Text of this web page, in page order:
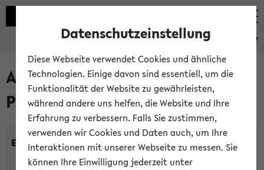
eKVV
Alle noch stattfindenden
Prüfungen
Einrichtung:
Datenschutzeinstellung
Diese Webseite verwendet Cookies und ähnliche
Technologien. Einige davon sind essentiell, um die
Funktionalität der Website zu gewährleisten,
während andere uns helfen, die Website und Ihre
Erfahrung zu verbessern. Falls Sie zustimmen,
verwenden wir Cookies und Daten auch, um Ihre
Interaktionen mit unserer Webseite zu messen. Sie
können Ihre Einwilligung jederzeit unter